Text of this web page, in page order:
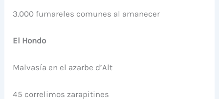
3.000 fumareles comunes al amanecer
El Hondo
Malvasía en el azarbe d’Alt
45 correlimos zarapitines